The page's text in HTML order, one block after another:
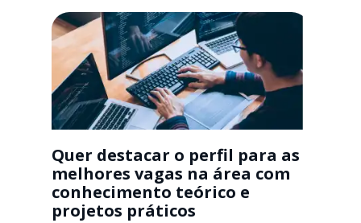
Quer destacar o perfil para as
melhores vagas na área com
conhecimento teórico e
projetos práticos